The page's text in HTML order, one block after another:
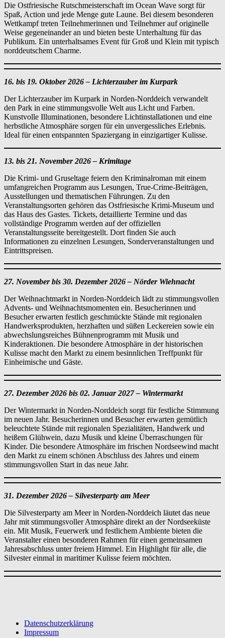
Die Ostfriesische Rutschmeisterschaft im Ocean Wave sorgt für
Spaß, Action und jede Menge gute Laune. Bei diesem besonderen
Wettkampf treten Teilnehmerinnen und Teilnehmer auf originelle
Weise gegeneinander an und bieten beste Unterhaltung für das
Publikum. Ein unterhaltsames Event für Groß und Klein mit typisch
norddeutschem Charme.
16. bis 19. Oktober 2026 – Lichterzauber im Kurpark
Der Lichterzauber im Kurpark in Norden-Norddeich verwandelt
den Park in eine stimmungsvolle Welt aus Licht und Farben.
Kunstvolle Illuminationen, besondere Lichtinstallationen und eine
herbstliche Atmosphäre sorgen für ein unvergessliches Erlebnis.
Ideal für einen entspannten Spaziergang in einzigartiger Kulisse.
13. bis 21. November 2026 – Krimitage
Die Krimi- und Gruseltage feiern den Kriminalroman mit einem
umfangreichen Programm aus Lesungen, True‑Crime‑Beiträgen,
Ausstellungen und thematischen Führungen. Zu den
Veranstaltungsorten gehören das Ostfriesische Krimi‑Museum und
das Haus des Gastes. Tickets, detaillierte Termine und das
vollständige Programm werden auf der offiziellen
Veranstaltungsseite bereitgestellt. Dort finden Sie auch
Informationen zu einzelnen Lesungen, Sonderveranstaltungen und
Eintrittspreisen.
27. November bis 30. Dezember 2026 – Nörder Wiehnacht
Der Weihnachtmarkt in Norden‑Norddeich lädt zu stimmungsvollen
Advents‑ und Weihnachtsmomenten ein. Besucherinnen und
Besucher erwarten festlich geschmückte Stände mit regionalen
Handwerksprodukten, herzhaften und süßen Leckereien sowie ein
abwechslungsreiches Bühnenprogramm mit Musik und
Kinderaktionen. Die besondere Atmosphäre in der historischen
Kulisse macht den Markt zu einem besinnlichen Treffpunkt für
Einheimische und Gäste.
27. Dezember 2026 bis 02. Januar 2027 – Wintermarkt
Der Wintermarkt in Norden-Norddeich sorgt für festliche Stimmung
im neuen Jahr. Besucherinnen und Besucher erwarten gemütlich
beleuchtete Stände mit regionalen Spezialitäten, Handwerk und
heißem Glühwein, dazu Musik und kleine Überraschungen für
Kinder. Die besondere Atmosphäre im frischen Nordseewind macht
den Markt zu einem schönen Abschluss des Jahres und einem
stimmungsvollen Start in das neue Jahr.
31. Dezember 2026 – Silvesterparty am Meer
Die Silvesterparty am Meer in Norden‑Norddeich läutet das neue
Jahr mit stimmungsvoller Atmosphäre direkt an der Nordseeküste
ein. Mit Musik, Feuerwerk und festlichem Ambiente bieten die
Veranstalter einen besonderen Rahmen für einen gemeinsamen
Jahresabschluss unter freiem Himmel. Ein Highlight für alle, die
Silvester einmal in maritimer Kulisse feiern möchten.
Datenschutzerklärung
Impressum